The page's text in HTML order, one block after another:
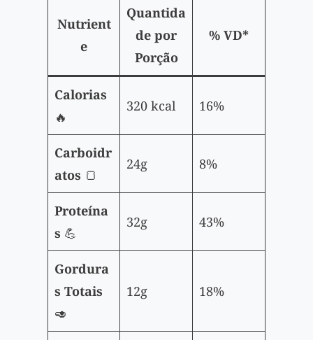
Nutrient
e
Quantida
de por
Porção
% VD*
Calorias
🔥
320 kcal 16%
Carboidr
atos 🍞
24g 8%
Proteína
s 💪
32g 43%
Gordura
s Totais
🥑
12g 18%